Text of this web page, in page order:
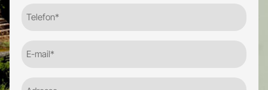
(Required)
mail